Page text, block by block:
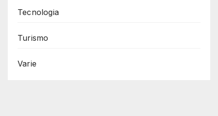
Tecnologia
Turismo
Varie